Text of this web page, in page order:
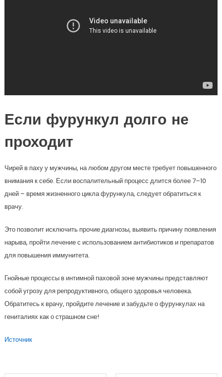
Если фурункул долго не
проходит
Чирей в паху у мужчины, на любом другом месте требует повышенного
внимания к себе. Если воспалительный процесс длится более 7–10
дней – время жизненного цикла фурункула, следует обратиться к
врачу.
Это позволит исключить прочие диагнозы, выявить причину появления
нарыва, пройти лечение с использованием антибиотиков и препаратов
для повышения иммунитета.
Гнойные процессы в интимной паховой зоне мужчины представляют
собой угрозу для репродуктивного, общего здоровья человека.
Обратитесь к врачу, пройдите лечение и забудьте о фурункулах на
гениталиях как о страшном сне!
Источник